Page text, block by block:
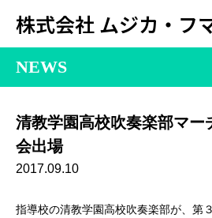
株式会社 ムジカ・フ
NEWS
清教学園高校吹奏楽部マー
会出場
2017.09.10
指導校の清教学園高校吹奏楽部が、第